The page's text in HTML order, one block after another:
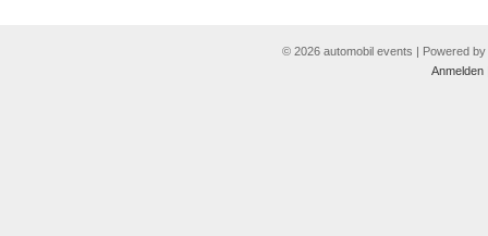
© 2026 automobil events | Powered by
Anmelden|